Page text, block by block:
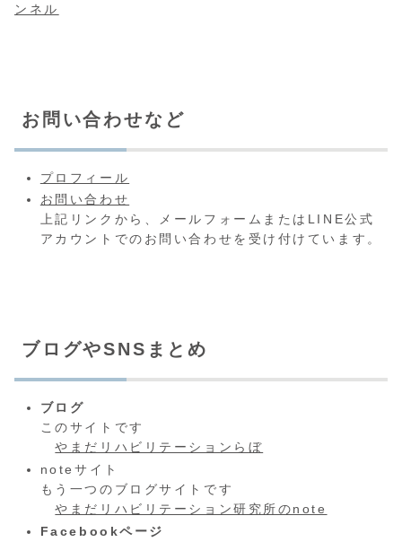
ンネル
お問い合わせなど
プロフィール
お問い合わせ
上記リンクから、メールフォームまたはLINE公式
アカウントでのお問い合わせを受け付けています。
ブログやSNSまとめ
ブログ
このサイトです
やまだリハビリテーションらぼ
noteサイト
もう一つのブログサイトです
やまだリハビリテーション研究所のnote
Facebookページ